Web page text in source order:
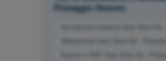
Pilotaggio Remoto
Simulazione d'esame Quiz Droni
Esame in PDF Quiz Droni A2 -